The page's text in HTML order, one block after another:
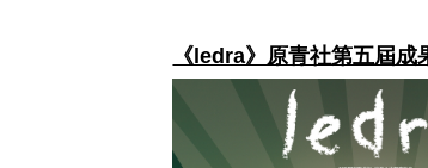
《pupuzu火》第四屆鄒族